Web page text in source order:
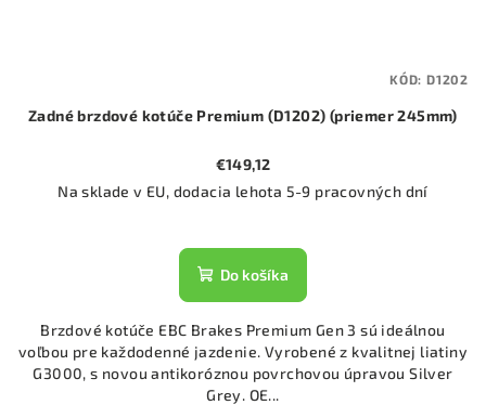
Zadné brzdové kotúče Premium (D1202) (priemer 245mm)
€149,12
Na sklade v EU, dodacia lehota 5-9 pracovných dní
Do košíka
Brzdové kotúče EBC Brakes Premium Gen 3 sú ideálnou
voľbou pre každodenné jazdenie. Vyrobené z kvalitnej liatiny
G3000, s novou antikoróznou povrchovou úpravou Silver
Grey. OE...
KÓD: D1202